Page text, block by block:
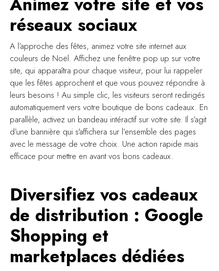
réseaux sociaux
A l’approche des fêtes, animez votre site internet aux
couleurs de Noël. Affichez une fenêtre pop up sur votre
site, qui apparaîtra pour chaque visiteur, pour lui rappeler
que les fêtes approchent et que vous pouvez répondre à
leurs besoins ! Au simple clic, les visiteurs seront redirigés
automatiquement vers votre boutique de bons cadeaux. En
parallèle, activez un bandeau intéractif sur votre site. Il s’agit
d’une bannière qui s'affichera sur l’ensemble des pages
avec le message de votre choix. Une action rapide mais
efficace pour mettre en avant vos bons cadeaux.
Diversifiez vos cadeaux
de distribution : Google
Shopping et
marketplaces dédiées